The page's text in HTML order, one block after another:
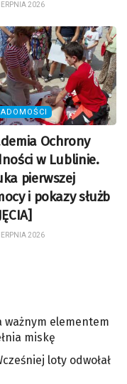
2026
Ochrony
w Lublinie.
pierwszej
i pokazy służb
2026
ważnym elementem
miskę
loty odwołał